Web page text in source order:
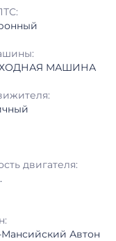
09:00 МСК
торги
МАШИНА
двигателя:
Автон